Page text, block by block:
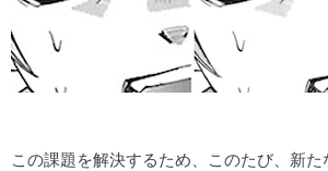
この課題を解決するため、このたび、新